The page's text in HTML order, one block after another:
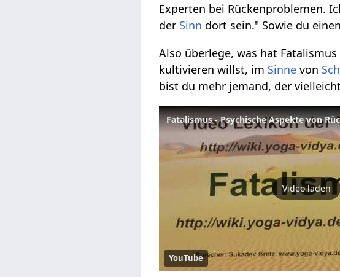
Experten bei Rückenproblemen.
der Sinn dort sein." Sowie du einen
Also überlege, was hat
kultivieren willst, im Sinne von
bist du mehr jemand, der
Fatalismus - Psychische Aspekte von
Video laden
YouTube